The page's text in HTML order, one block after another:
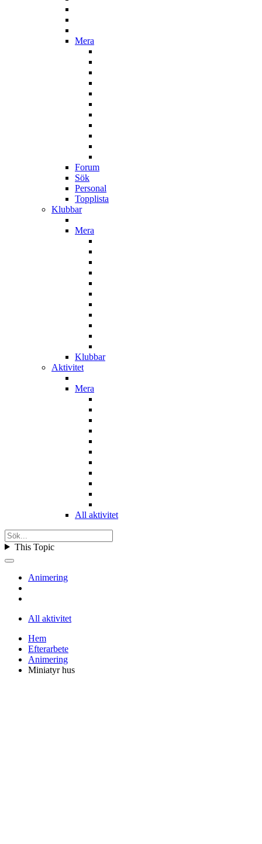
Mera
Forum
Sök
Personal
Topplista
Klubbar
Mera
Klubbar
Aktivitet
Mera
All aktivitet
This Topic
Animering
All aktivitet
Hem
Efterarbete
Animering
Miniatyr hus